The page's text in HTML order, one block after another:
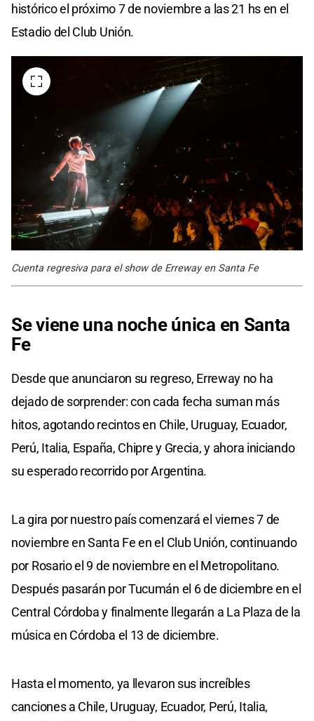
histórico el próximo 7 de noviembre a las 21 hs en el
Estadio del Club Unión.
Cuenta regresiva para el show de Erreway en Santa Fe
Se viene una noche única en Santa
Fe
Desde que anunciaron su regreso, Erreway no ha
dejado de sorprender: con cada fecha suman más
hitos, agotando recintos en Chile, Uruguay, Ecuador,
Perú, Italia, España, Chipre y Grecia, y ahora iniciando
su esperado recorrido por Argentina.
La gira por nuestro país comenzará el viernes 7 de
noviembre en Santa Fe en el Club Unión, continuando
por Rosario el 9 de noviembre en el Metropolitano.
Después pasarán por Tucumán el 6 de diciembre en el
Central Córdoba y finalmente llegarán a La Plaza de la
música en Córdoba el 13 de diciembre.
Hasta el momento, ya llevaron sus increíbles
canciones a Chile, Uruguay, Ecuador, Perú, Italia,